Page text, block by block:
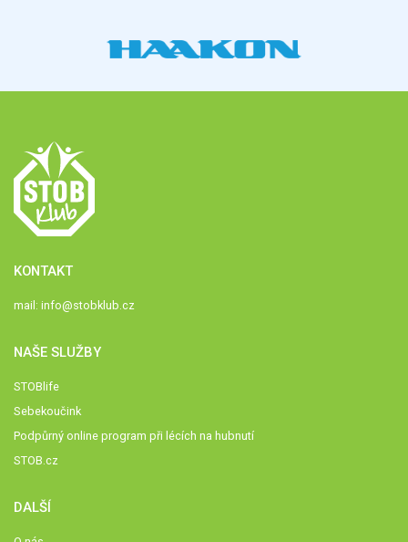
KONTAKT
mail: info@stobklub.cz
NAŠE SLUŽBY
STOBlife
Sebekoučink
Podpůrný online program při lécích na hubnutí
STOB.cz
DALŠÍ